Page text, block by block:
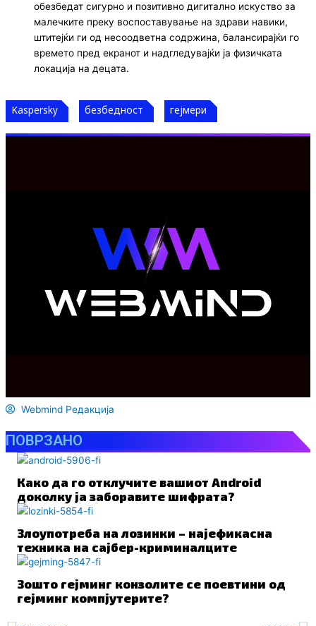
обезбедат сигурно и позитивно дигитално искуство за
малечките преку воспоставување на здрави навики,
штитејќи ги од несоодветна содржина, балансирајќи го
времето пред екранот и надгледувајќи ја физичката
локација на децата.
Kaspersky безбедност гејмери
Webmind Редакција
ПОВРЗАНО
Како да го отклучите вашиот Android
доколку ја заборавите шифрата?
Злоупотреба на лозинки – најефикасна
техника на сајбер-криминалците
Зошто гејминг конзолите се поевтини од
гејминг компјутерите?